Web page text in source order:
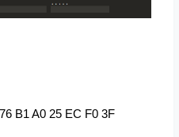
B1 A0 25 EC F0 3F